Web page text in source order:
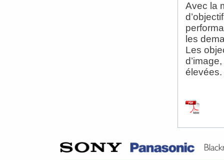
Avec la
les
Les
élevées.